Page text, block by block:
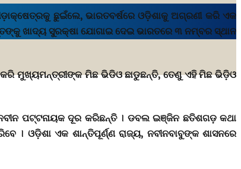
ଛୁଇଁଲେ, ଭାରତବର୍ଷରେ ଓଡ଼ିଶାକୁ ଅଗ୍ରଣୀ କରି ଏକ
ଖାଦ୍ୟ ସୁରକ୍ଷା ଯୋଗାଇ ଦେଇ ଭାରତରେ ୩ ନମ୍ବର ସ୍ଥାନ
କରି ମୁଖ୍ୟମନ୍ତ୍ରୀଙ୍କ ମିଛ ଭିଡିଓ ଛାଡୁଛନ୍ତି, ତେଣୁ ଏହି ମିଛ ଭିଡ଼ିଓ
ପଟ୍ଟନାୟକ ଦୂର କରିଛନ୍ତି । ଡବଲ ଇଞ୍ଜିନ ଛତିଶଗଡ଼ କଥା
। ଓଡ଼ିଶା ଏକ ଶାନ୍ତିପୂର୍ଣ୍ଣ ରାଜ୍ୟ, ନବୀନବାବୁଙ୍କ ଶାସନରେ